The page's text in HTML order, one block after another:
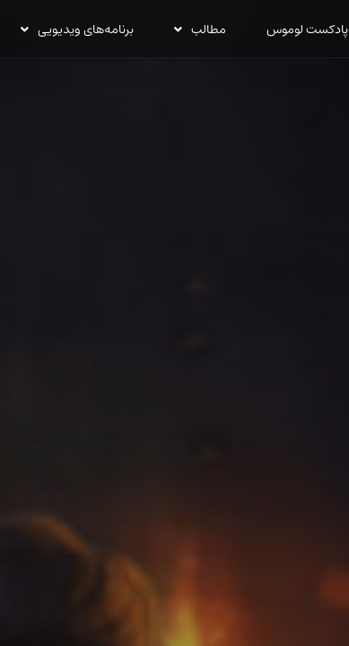
پادکست لوموس مطالب برنامه‌های ویدیویی